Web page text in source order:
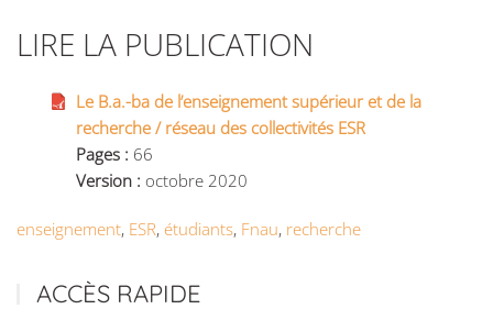
LIRE LA PUBLICATION
Le B.a.-ba de l’enseignement supérieur et de la
recherche / réseau des collectivités ESR
Pages : 66
Version : octobre 2020
enseignement, ESR, étudiants, Fnau, recherche
ACCÈS RAPIDE